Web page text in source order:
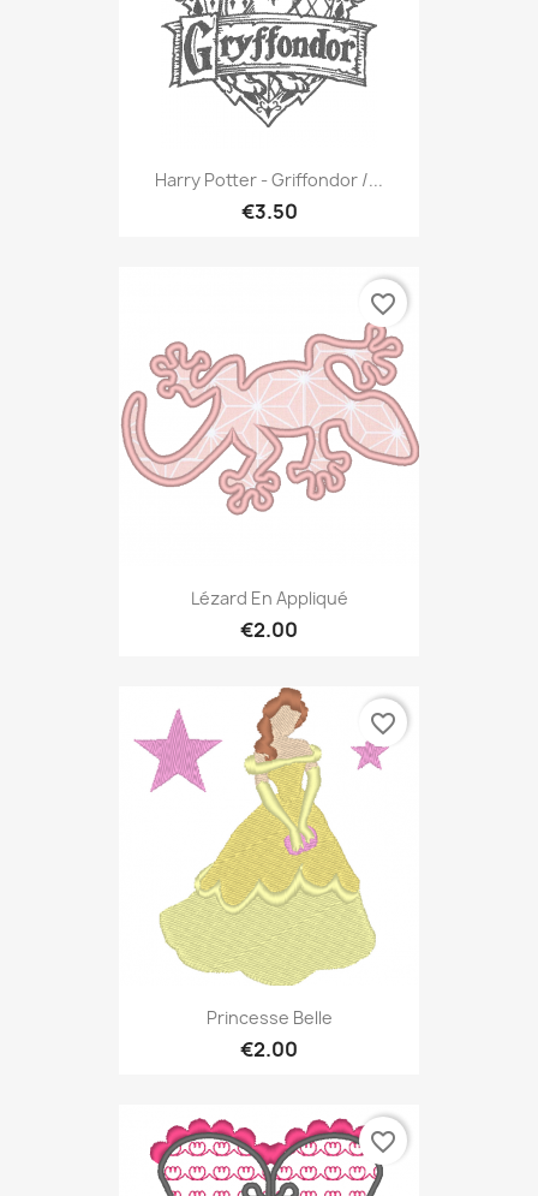
Harry Potter - Griffondor /...
€3.50
Lézard En Appliqué
€2.00
favorite_border
Princesse Belle
€2.00
favorite_border
favorite_border